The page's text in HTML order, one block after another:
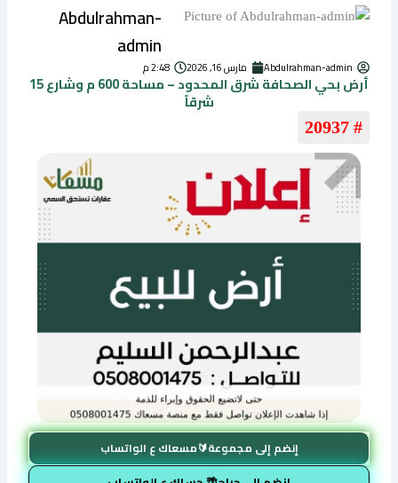
Abdulrahman-
admin
Abdulrahman-admin مارس 16, 2026 2:48 م
أرض بحي الصحافة شرق المحدود – مساحة 600 م وشارع 15
شرقاً
# 20937
إنضم إلى مجموعة🔰مسعاك ع الواتساب